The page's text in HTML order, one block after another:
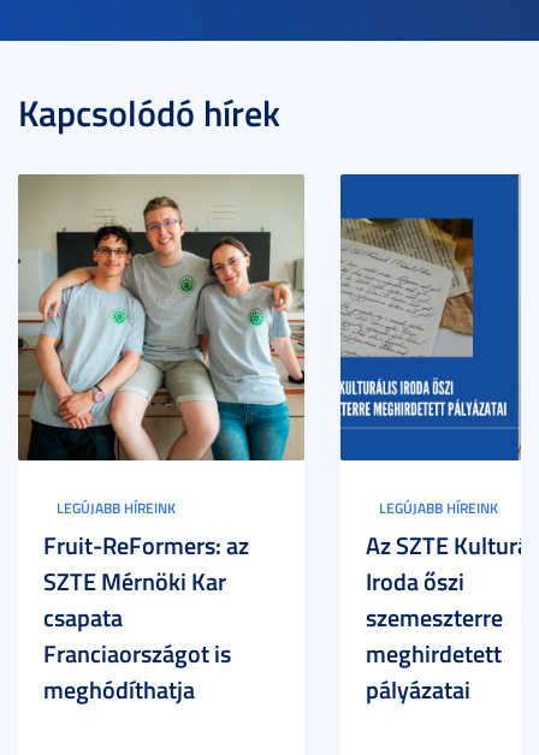
Kapcsolódó hírek
LEGÚJABB HÍREINK
Fruit-ReFormers: az
SZTE Mérnöki Kar
csapata
Franciaországot is
meghódíthatja
LEGÚJABB HÍREINK
Az SZTE
Iroda őszi
szemeszterre
meghirdetett
pályázatai